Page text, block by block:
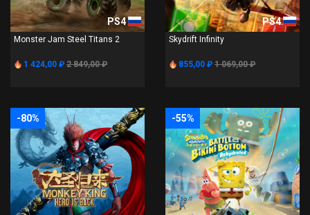
PS4
Monster Jam Steel Titans 2
1 424,00 ₽ 2 849,00 ₽
PS4
Skydrift Infinity
855,00 ₽ 1 069,00 ₽
-80% -55%